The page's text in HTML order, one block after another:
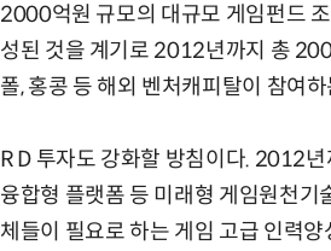
2000억원 규모의 대규모 게임펀드
성된 것을 계기로 2012년까지 총
폴, 홍콩 등 해외 벤처캐피탈이 참여
R D 투자도 강화할 방침이다. 2012
융합형 플랫폼 등 미래형 게임원천기
체들이 필요로 하는 게임 고급 인력